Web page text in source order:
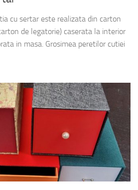
cu sertar este realizata din carton
de legatorie) caserata la interior
in masa. Grosimea peretilor cutiei